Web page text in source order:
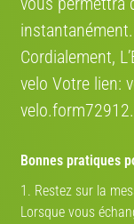
Cordialement,
velo Votre lien:
Bonnes pratiques
1. Restez sur la
Lorsque vous